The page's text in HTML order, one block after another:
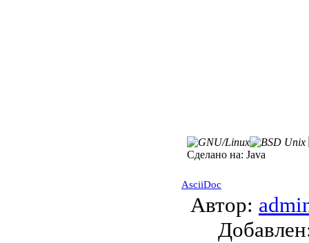
Сделано на: Java
AsciiDoc
Автор: